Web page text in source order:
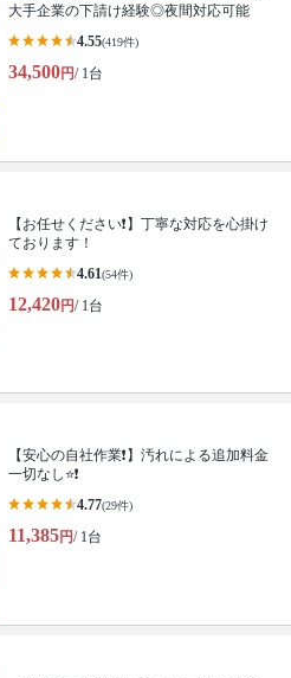
大手企業の下請け経験◎夜間対応可能
4.55(419件)
34,500円/ 1台
【お任せください❗️】丁寧な対応を心掛け
ております！
4.61(54件)
12,420円/ 1台
【安心の自社作業❗️】汚れによる追加料金
一切なし⭐️❗️
4.77(29件)
11,385円/ 1台